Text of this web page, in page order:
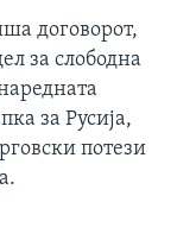
договорот,
за слободна
за Русија,
потези